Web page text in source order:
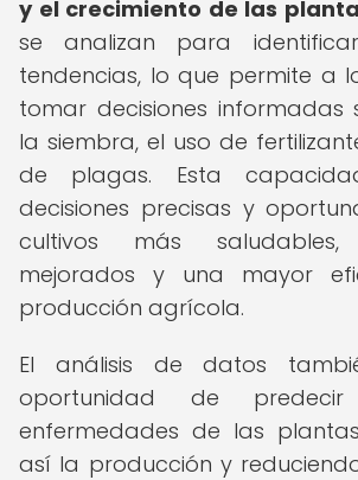
y el crecimiento de las
se analizan para
tendencias, lo que permite a
tomar decisiones informadas
la siembra, el uso de
de plagas. Esta
decisiones precisas y
cultivos más saludables,
mejorados y una mayor
producción agrícola.
El análisis de datos
oportunidad de
enfermedades de las
así la producción y